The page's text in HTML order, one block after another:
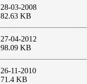
28-03-2008
82.63 KB
27-04-2012
98.09 KB
26-11-2010
71.4 KB